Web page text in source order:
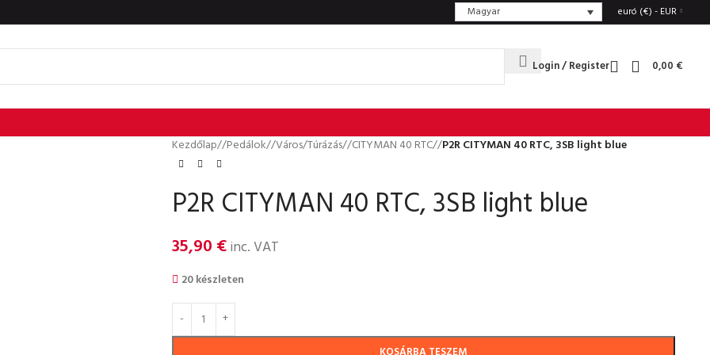
Magyar euró (€) - EUR
Login / Register 0,00 €
Kezdőlap/ Pedálok/ Város/Túrázás/ CITYMAN 40 RTC/ P2R CITYMAN 40 RTC, 3SB light blue
P2R CITYMAN 40 RTC, 3SB light blue
35,90 €inc. VAT
20 készleten